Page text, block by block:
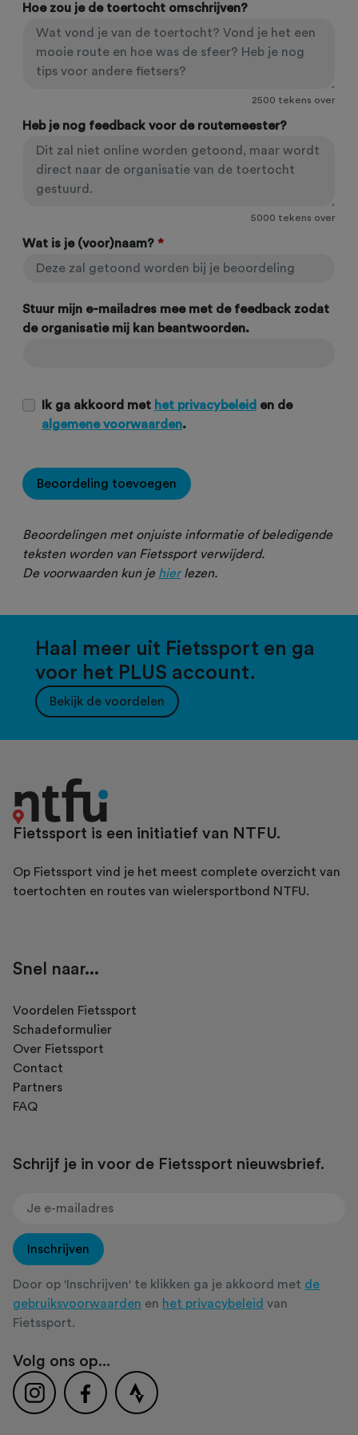
Hoe zou je de toertocht omschrijven?
2500 tekens over
Heb je nog feedback voor de routemeester?
5000 tekens over
Wat is je (voor)naam? *
Stuur mijn e-mailadres mee met de feedback zodat
de organisatie mij kan beantwoorden.
Ik ga akkoord met het privacybeleid en de
algemene voorwaarden.
Beoordeling toevoegen
Beoordelingen met onjuiste informatie of beledigende
teksten worden van Fietssport verwijderd.
De voorwaarden kun je hierlezen.
Haal meer uit Fietssport en ga
voor het PLUS account.
Bekijk de voordelen
Fietssport is een initiatief van NTFU.
Op Fietssport vind je het meest complete overzicht van
toertochten en routes van wielersportbond NTFU.
Snel naar...
Voordelen Fietssport
Schadeformulier
Over Fietssport
Contact
Partners
FAQ
Schrijf je in voor de Fietssport nieuwsbrief.
Inschrijven
Door op 'Inschrijven' te klikken ga je akkoord met de
gebruiksvoorwaarden en het privacybeleid van
Fietssport.
Volg ons op...